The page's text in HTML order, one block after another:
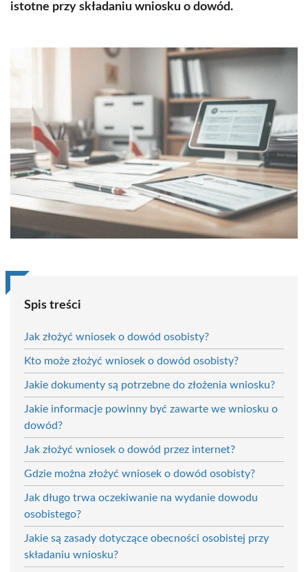
istotne przy składaniu wniosku o dowód.
Spis treści
Jak złożyć wniosek o dowód osobisty?
Kto może złożyć wniosek o dowód osobisty?
Jakie dokumenty są potrzebne do złożenia wniosku?
Jakie informacje powinny być zawarte we wniosku o
dowód?
Jak złożyć wniosek o dowód przez internet?
Gdzie można złożyć wniosek o dowód osobisty?
Jak długo trwa oczekiwanie na wydanie dowodu
osobistego?
Jakie są zasady dotyczące obecności osobistej przy
składaniu wniosku?